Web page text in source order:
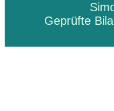
Geprüfte